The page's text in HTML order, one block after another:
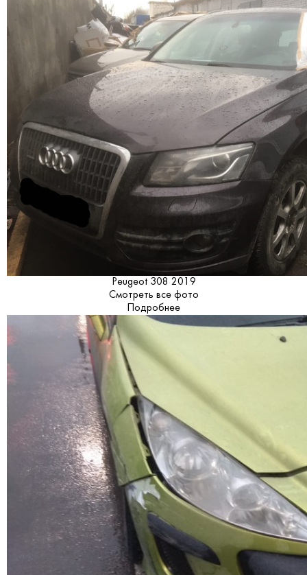
Peugeot 308 2019
Смотреть все фото
Подробнее